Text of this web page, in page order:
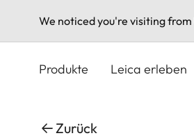
We noticed you're visiting from
Produkte Leica erleben
Zurück